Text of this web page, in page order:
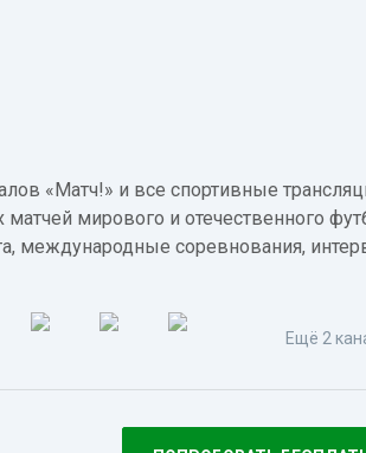
«Матч!» и все спортивные
мирового и отечественного
международные соревнования,
Ещё 2